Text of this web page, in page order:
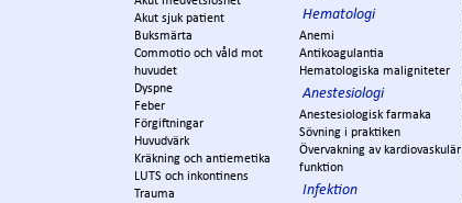
Akut sjuk patient
Buksmärta
Commotio och våld mot
huvudet
Dyspne
Feber
Förgiftningar
Huvudvärk
Kräkning och antiemetika
LUTS och inkontinens
Trauma
Hematologi
Anemi
Antikoagulantia
Hematologiska maligniteter
Anestesiologi
Anestesiologisk farmaka
Sövning i praktiken
Övervakning av kardiovaskulär
funktion
Infektion